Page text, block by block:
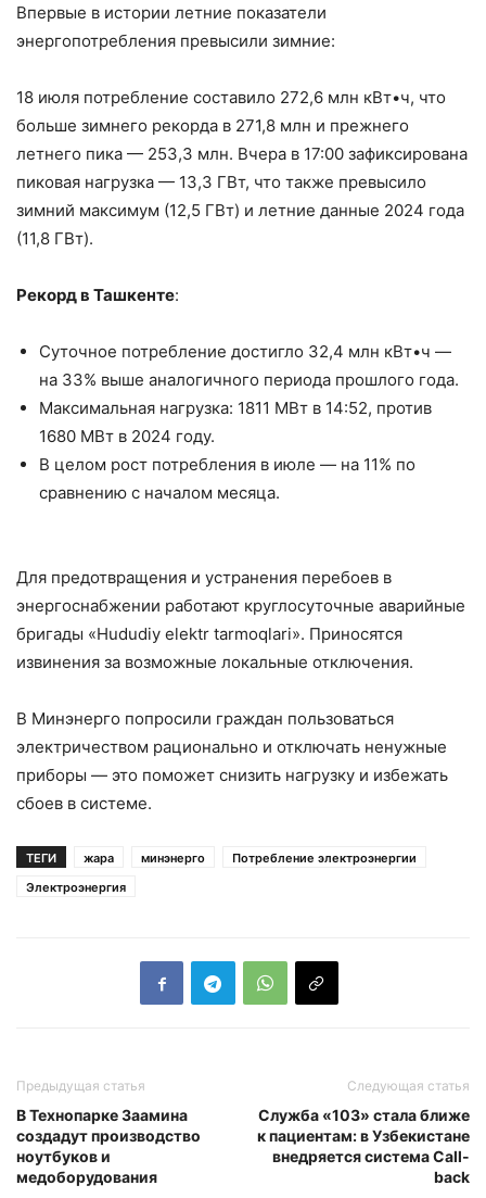
Впервые в истории летние показатели
энергопотребления превысили зимние:
18 июля потребление составило 272,6 млн кВт•ч, что
больше зимнего рекорда в 271,8 млн и прежнего
летнего пика — 253,3 млн. Вчера в 17:00 зафиксирована
пиковая нагрузка — 13,3 ГВт, что также превысило
зимний максимум (12,5 ГВт) и летние данные 2024 года
(11,8 ГВт).
Рекорд в Ташкенте:
Суточное потребление достигло 32,4 млн кВт•ч —
на 33% выше аналогичного периода прошлого года.
Максимальная нагрузка: 1811 МВт в 14:52, против
1680 МВт в 2024 году.
В целом рост потребления в июле — на 11% по
сравнению с началом месяца.
Для предотвращения и устранения перебоев в
энергоснабжении работают круглосуточные аварийные
бригады «Hududiy elektr tarmoqlari». Приносятся
извинения за возможные локальные отключения.
В Минэнерго попросили граждан пользоваться
электричеством рационально и отключать ненужные
приборы — это поможет снизить нагрузку и избежать
сбоев в системе.
ТЕГИ жара минэнерго
Потребление электроэнергии
Электроэнергия
Предыдущая статья
В Технопарке Заамина
создадут производство
ноутбуков и
медоборудования
Следующая статья
Служба «103» стала ближе
к пациентам: в Узбекистане
внедряется система Call-
back